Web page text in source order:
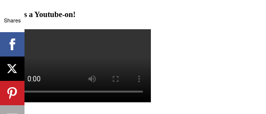
Kövess a Youtube-on!
Shares